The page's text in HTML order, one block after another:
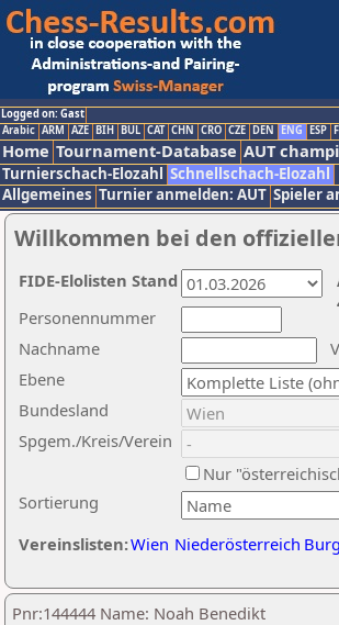
Logged on: Gast
Arabic ARM AZE BIH BUL CAT CHN CRO CZE DEN ENG ESP
Home Tournament-Database AUT
Turnierschach-Elozahl Schnellschach-Elozahl
Allgemeines Turnier anmelden: AUT Spieler
Willkommen bei den
Nachname
Ebene
Sortierung
Personennummer
Bundesland
Spgem./Kreis/Verein
Nur
Vereinslisten:Wien Niederösterreich
FIDE-Elolisten Stand
Pnr:144444 Name: Noah Benedikt